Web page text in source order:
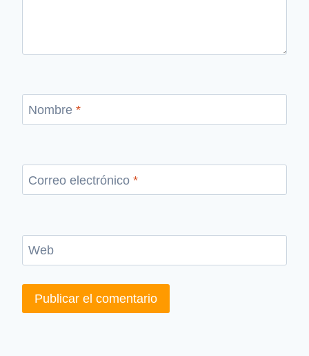
Nombre *
Correo electrónico *
Web